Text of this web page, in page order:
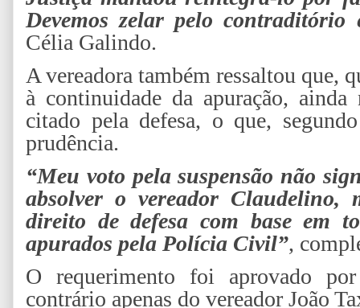
Devemos zelar pelo contraditório
Célia Galindo.
A vereadora também ressaltou que,
à continuidade da apuração,
citado pela defesa, o que,
prudência.
“Meu voto pela suspensão não
absolver o vereador
direito de defesa com base em
apurados pela Polícia Civil”,
O requerimento foi aprovado
contrário apenas do vereador João